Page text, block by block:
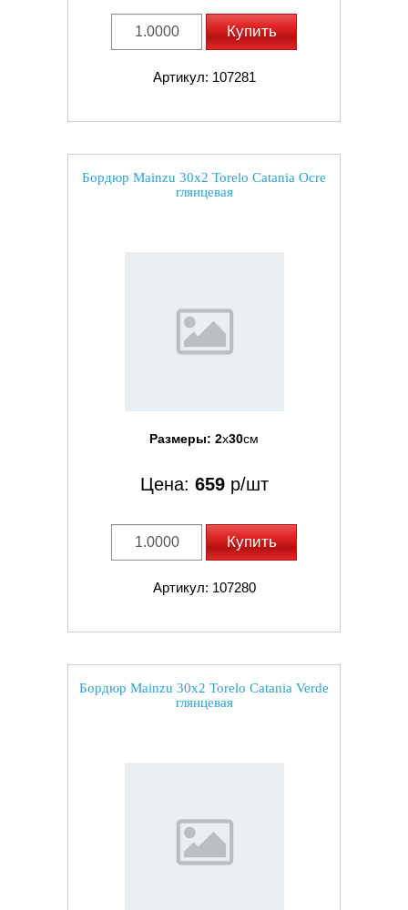
Купить
Артикул: 107281
Бордюр Mainzu 30x2 Torelo Catania Ocre
глянцевая
Размеры: 2x30см
Цена: 659р/шт
Купить
Артикул: 107280
Бордюр Mainzu 30x2 Torelo Catania Verde
глянцевая